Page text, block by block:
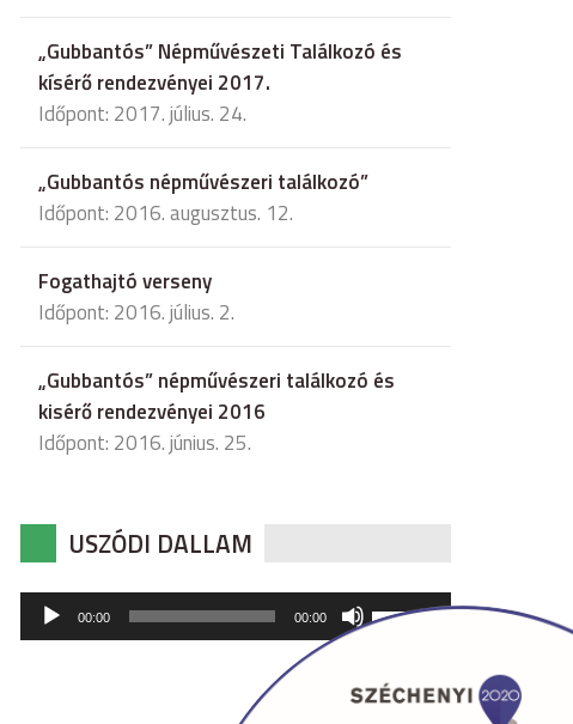
„Gubbantós” Népművészeti Találkozó és
kísérő rendezvényei 2017.
Időpont: 2017. július. 24.
„Gubbantós népművészeri találkozó”
Időpont: 2016. augusztus. 12.
Fogathajtó verseny
Időpont: 2016. július. 2.
„Gubbantós” népművészeri találkozó és
kisérő rendezvényei 2016
Időpont: 2016. június. 25.
USZÓDI DALLAM
Audió
lejátszó
00:00 00:00
hangerő
csökkentéséhez